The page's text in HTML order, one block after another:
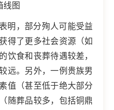
线图
明，部分殉人可能受益
得了更多社会资源（如
饮食和丧葬待遇较差，
远。另外，一例贵族男
值（甚至低于绝大部分
随葬品较多，包括铜鼎